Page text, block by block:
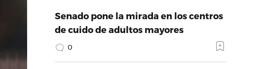
Senado pone la mirada en los centros
de cuido de adultos mayores
0